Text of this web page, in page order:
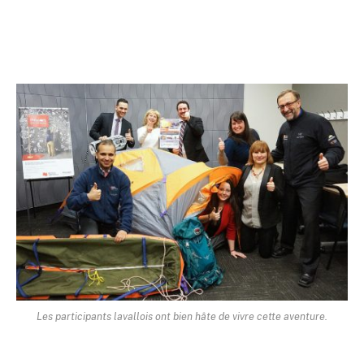
Les participants lavallois ont bien hâte de vivre cette aventure.